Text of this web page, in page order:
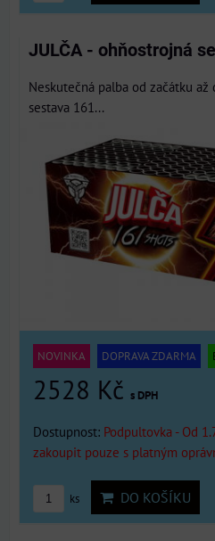
JULČA - ohňostrojná
Neskutečná palba od začátku
sestava 161...
NOVINKA DOPRAVA ZDARMA
2528 Kč s DPH
Dostupnost: Podpultovka - Od
zakoupit pouze s platným
ks DO KOŠÍKU